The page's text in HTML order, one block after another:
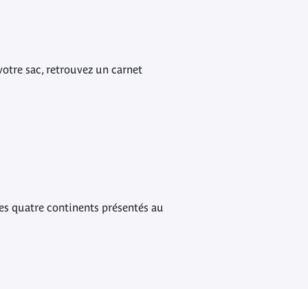
sac, retrouvez un carnet
quatre continents présentés au